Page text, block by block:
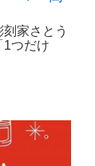
家さとう
1つだけ